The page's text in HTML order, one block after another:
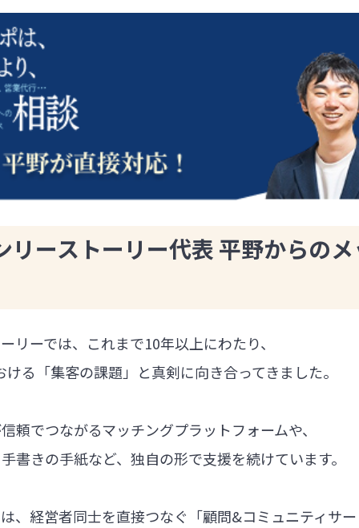
リーストーリー代表 平野からの
リーでは、これまで10年以上にわたり、
る「集客の課題」と真剣に向き合ってきました。
頼でつながるマッチングプラットフォームや、
書きの手紙など、独自の形で支援を続けています。
、経営者同士を直接つなぐ「顧問&コミュニティサ